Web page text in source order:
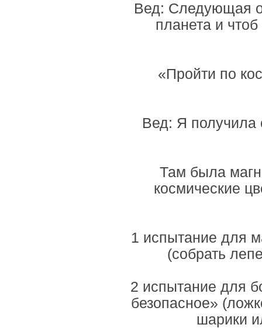
Вед: Следующая
планета и
«Пройти по
Вед: Я получила
Там была
космические
1 испытание для
(собрать
2 испытание для
безопасное»
шарики